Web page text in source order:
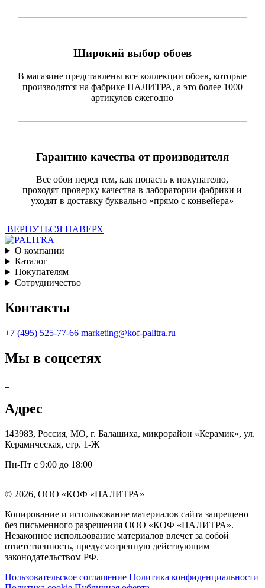
Широкий выбор обоев
В магазине представлены все коллекции обоев, которые
производятся на фабрике ПАЛИТРА, а это более 1000
артикулов ежегодно
Гарантию качества от производителя
Все обои перед тем, как попасть к покупателю,
проходят проверку качества в лаборатории фабрики и
уходят в доставку буквально «прямо с конвейера»
ВЕРНУТЬСЯ НАВЕРХ
О компании
Каталог
Покупателям
Сотрудничество
Контакты
+7 (495) 525-77-66 marketing@kof-palitra.ru
Мы в соцсетях
Адрес
143983, Россия, МО, г. Балашиха, микрорайон «Керамик», ул.
Керамическая, стр. 1-Ж
Пн-Пт с 9:00 до 18:00
© 2026, ООО «КОФ «ПАЛИТРА»
Копирование и использование материалов сайта запрещено
без письменного разрешения ООО «КОФ «ПАЛИТРА».
Незаконное использование материалов влечет за собой
ответственность, предусмотренную действующим
законодательством РФ.
Пользовательское соглашение Политика конфиденциальности